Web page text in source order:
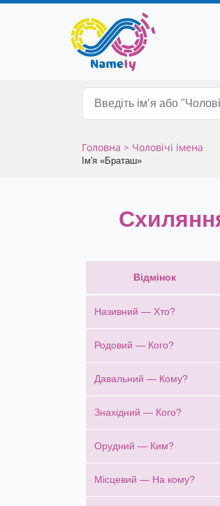
Головна > Чоловічі імена
Ім'я «Браташ»
Відмінок
Називний — Хто?
Родовий — Кого?
Давальний — Кому?
Знахідний — Кого?
Орудний — Ким?
Місцевий — На кому?